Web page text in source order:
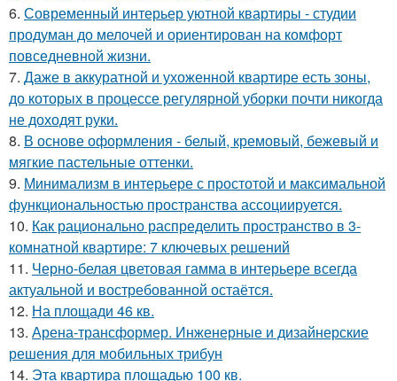
6. Современный интерьер уютной квартиры - студии
продуман до мелочей и ориентирован на комфорт
повседневной жизни.
7. Даже в аккуратной и ухоженной квартире есть зоны,
до которых в процессе регулярной уборки почти никогда
не доходят руки.
8. В основе оформления - белый, кремовый, бежевый и
мягкие пастельные оттенки.
9. Минимализм в интерьере с простотой и максимальной
функциональностью пространства ассоциируется.
10. Как рационально распределить пространство в 3-
комнатной квартире: 7 ключевых решений
11. Черно-белая цветовая гамма в интерьере всегда
актуальной и востребованной остаётся.
12. На площади 46 кв.
13. Арена-трансформер. Инженерные и дизайнерские
решения для мобильных трибун
14. Эта квартира площадью 100 кв.